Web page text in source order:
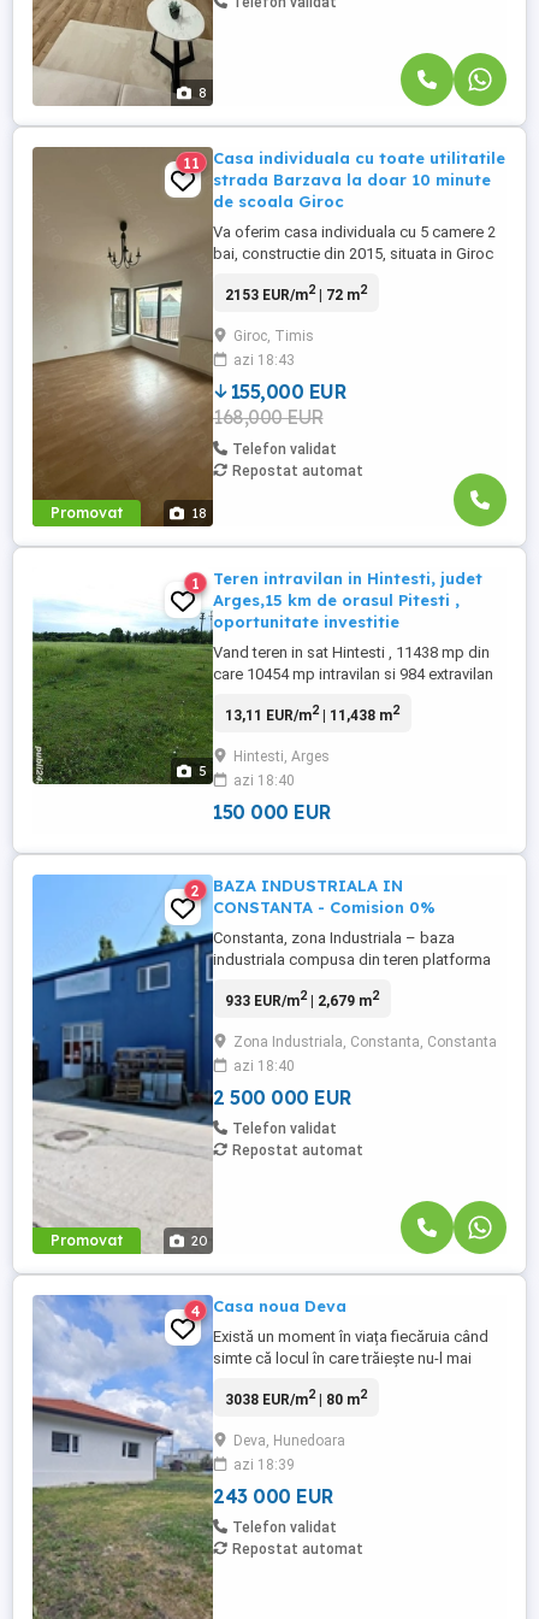
8
Promovat 18
11
Casa individuala cu toate utilitatile
strada Barzava la doar 10 minute
de scoala Giroc
Va oferim casa individuala cu 5 camere 2
bai, constructie din 2015, situata in Giroc
scoala cu suprafata terenului de 220 MP si
cu mansarda amenajata, terasa acoperita,
compartimentata astfel: PARTER: - Hol
acces - ...
2153 EUR/m2| 72 m2
Giroc, Timis
azi 18:43
155,000 EUR
168,000 EUR
Telefon validat
Repostat automat
5
1
Teren intravilan in Hintesti, judet
Arges,15 km de orasul Pitesti ,
oportunitate investitie
Vand teren in sat Hintesti , 11438 mp din
care 10454 mp intravilan si 984 extravilan
acces la toate utilitatile,
are cadastru facut.
13,11 EUR/m2| 11,438 m2
Hintesti, Arges
azi 18:40
150 000 EUR
Promovat 20
2
BAZA INDUSTRIALA IN
CONSTANTA - Comision 0%
Constanta, zona Industriala – baza
industriala compusa din teren platforma
mp construiti impartiti in 4 cladiri dupa
construita de 1088 mp – hala
depozitare/productie cu spatii de birouri,
grupuri sanitare si spatiu de cazare. ...
933 EUR/m2| 2,679 m2
Zona Industriala, Constanta, Constanta
azi 18:40
2 500 000 EUR
Telefon validat
Repostat automat
4 Casa noua Deva
Există un moment în viața fiecăruia când
simte că locul în care trăiește nu-l mai
această casa apare exact ca răspunsul pe
spațiu. Prea puțină liniște. Te-ai gândit de
multe ori cum ar fi: să ai curte mare, nu
doar un ...
3038 EUR/m2| 80 m2
Deva, Hunedoara
azi 18:39
243 000 EUR
Telefon validat
Repostat automat